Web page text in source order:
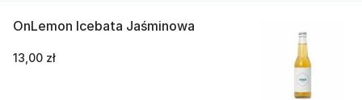
OnLemon Icebata Jaśminowa
13,00 zł